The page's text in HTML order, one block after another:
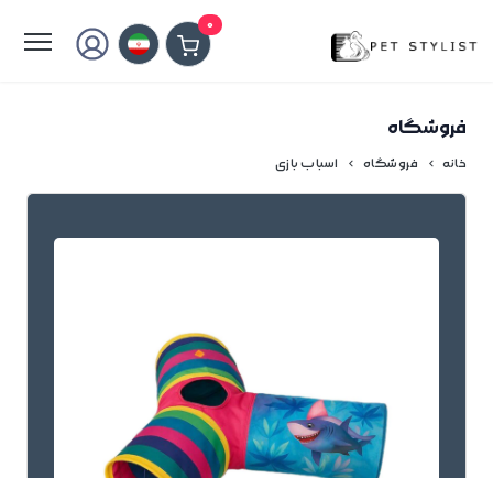
0
فروشگاه
خانه فروشگاه اسباب بازی